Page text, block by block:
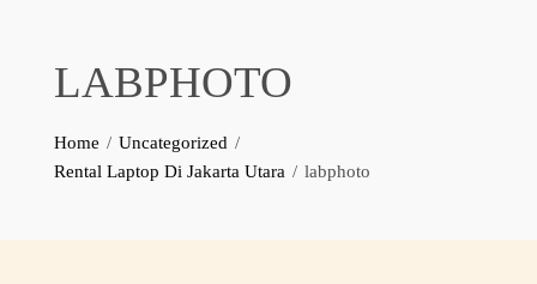
LABPHOTO
Home
Uncategorized
Rental Laptop Di Jakarta Utara
labphoto